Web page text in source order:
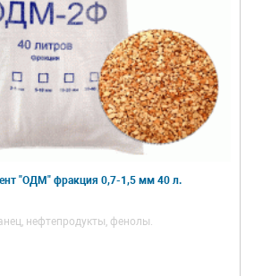
"ОДМ" фракция 0,7-1,5 мм 40 л.
нефтепродукты, фенолы.